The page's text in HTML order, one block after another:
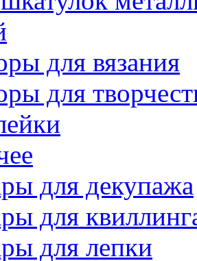
для вязания
для
для декупажа
для
для лепки